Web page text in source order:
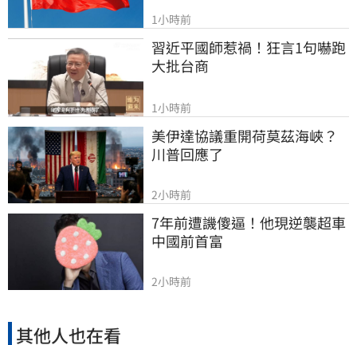
1小時前
習近平國師惹禍！狂言1句嚇跑
大批台商
1小時前
美伊達協議重開荷莫茲海峽？
川普回應了
2小時前
7年前遭譏傻逼！他現逆襲超車
中國前首富
2小時前
其他人也在看